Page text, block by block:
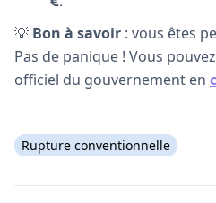
💡 Bon à savoir : vous êtes
Pas de panique ! Vous
officiel du gouvernement en
Rupture conventionnelle